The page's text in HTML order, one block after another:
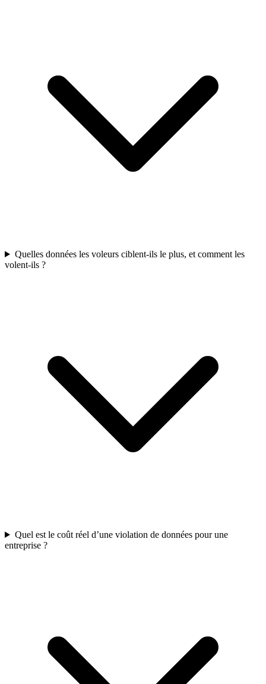
Quelles données les voleurs ciblent-ils le plus, et comment les
volent-ils ?
Quel est le coût réel d’une violation de données pour une
entreprise ?